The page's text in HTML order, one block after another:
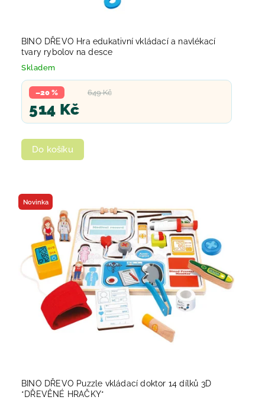
BINO DŘEVO Hra edukativní vkládací a navlékací
tvary rybolov na desce
Skladem
649 Kč
–20 %
514 Kč
Do košíku
Novinka
BINO DŘEVO Puzzle vkládací doktor 14 dílků 3D
*DŘEVĚNÉ HRAČKY*